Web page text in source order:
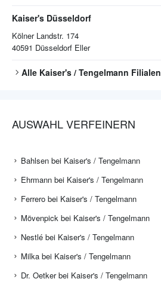
Kaiser's Düsseldorf
Kölner Landstr. 174
40591 Düsseldorf Eller
Alle Kaiser's / Tengelmann Filialen
AUSWAHL VERFEINERN
Bahlsen bei Kaiser's / Tengelmann
Ehrmann bei Kaiser's / Tengelmann
Ferrero bei Kaiser's / Tengelmann
Mövenpick bei Kaiser's / Tengelmann
Nestlé bei Kaiser's / Tengelmann
Milka bei Kaiser's / Tengelmann
Dr. Oetker bei Kaiser's / Tengelmann